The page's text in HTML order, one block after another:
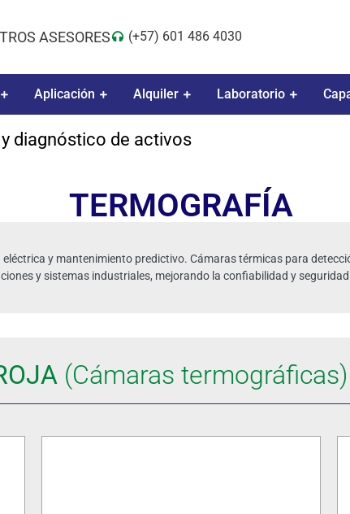
ASESORES (+57) 601 486 4030
Aplicación Alquiler Laboratorio
diagnóstico de activos
TERMOGRAFÍA
y mantenimiento predictivo. Cámaras térmicas para
y sistemas industriales, mejorando la confiabilidad y
(Cámaras termográficas)